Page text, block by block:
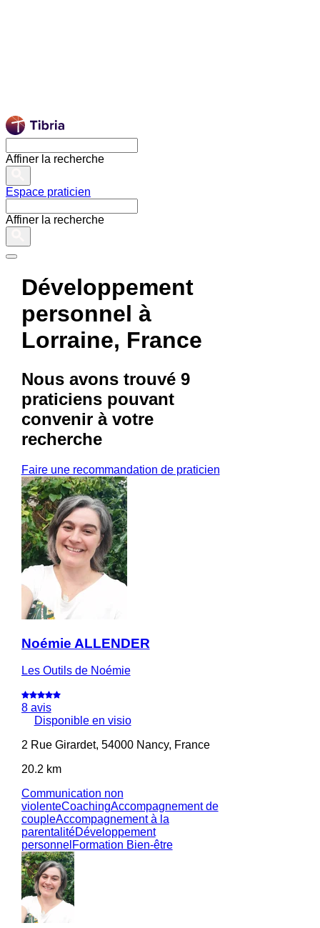
Affiner la recherche
Espace praticien
Affiner la recherche
Développement
personnel à
Lorraine, France
Nous avons trouvé 9
praticienspouvant
convenir à votre
recherche
Faire une recommandation de praticien
Noémie ALLENDER
Les Outils de Noémie
8 avis
Disponible en visio
2 Rue Girardet, 54000 Nancy, France
20.2 km
Communication non
violenteCoachingAccompagnement de
coupleAccompagnement à la
parentalitéDéveloppement
personnel Formation Bien-être